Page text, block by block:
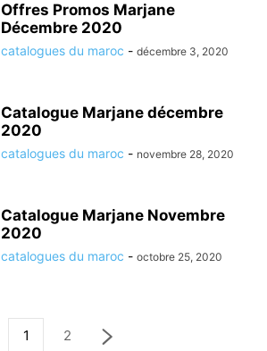
Offres Promos Marjane
Décembre 2020
catalogues du maroc - décembre 3, 2020
Catalogue Marjane décembre
2020
catalogues du maroc - novembre 28, 2020
Catalogue Marjane Novembre
2020
catalogues du maroc - octobre 25, 2020
1 2